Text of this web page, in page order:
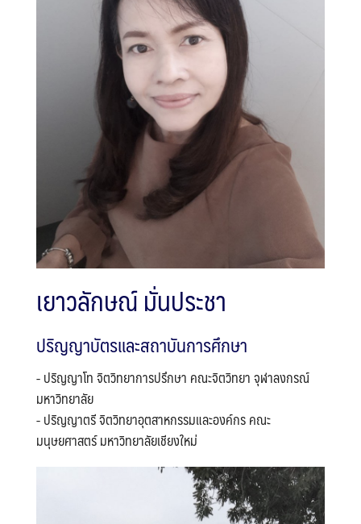
Search
เยาวลักษณ์ มั่นประชา
ปริญญาบัตรและสถาบันการศึกษา
- ปริญญาโท จิตวิทยาการปรึกษา คณะจิตวิทยา จุฬาลงกรณ์
มหาวิทยาลัย
- ปริญญาตรี จิตวิทยาอุตสาหกรรมและองค์กร คณะ
มนุษยศาสตร์ มหาวิทยาลัยเชียงใหม่